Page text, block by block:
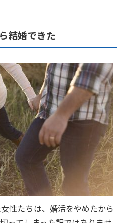
結婚できた
性たちは、婚活をやめたから